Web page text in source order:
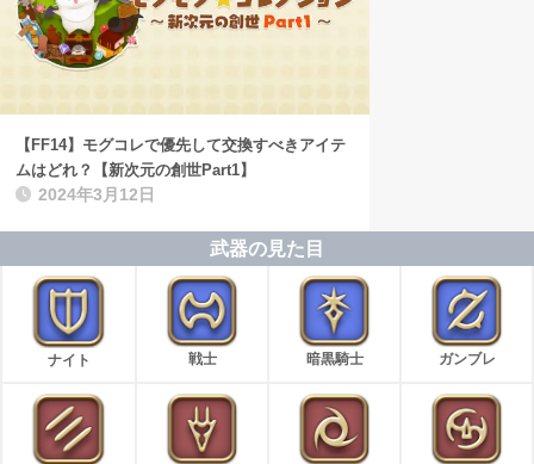
【FF14】モグコレで優先して交換すべきアイテ
ムはどれ？【新次元の創世Part1】
2024年3月12日
武器の見た目
ナイト 戦士 暗黒騎士 ガンブレ